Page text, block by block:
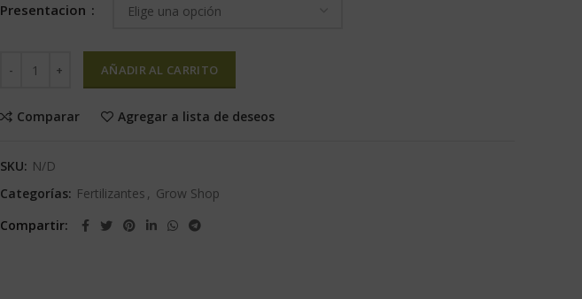
Presentacion
AÑADIR AL CARRITO
Comparar Agregar a lista de deseos
SKU: N/D
Categorías: Fertilizantes , Grow Shop
Compartir